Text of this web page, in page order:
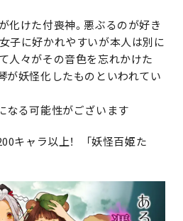
化けた付喪神。悪ぶるのが好き
子に好かれやすいが本人は別に
人々がその音色を忘れかけた
が妖怪化したものといわれてい
なる可能性がございます
キャラ以上！ 「妖怪百姫た